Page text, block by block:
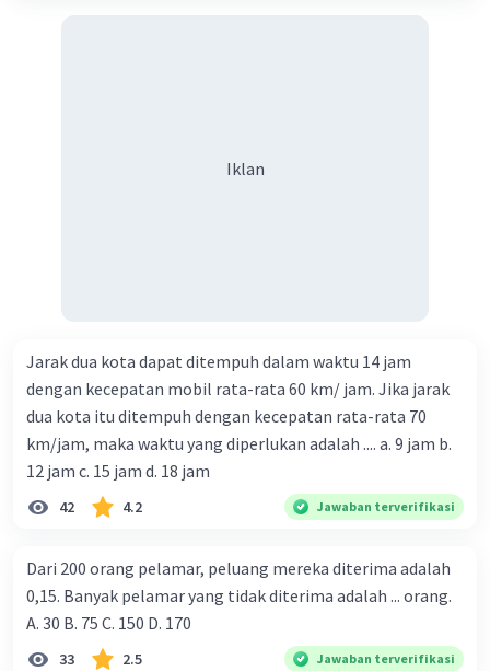
Iklan
Jarak dua kota dapat ditempuh dalam waktu 14 jam
dengan kecepatan mobil rata-rata 60 km/ jam. Jika jarak
dua kota itu ditempuh dengan kecepatan rata-rata 70
km/jam, maka waktu yang diperlukan adalah .... a. 9 jam b.
12 jam c. 15 jam d. 18 jam
42 4.2 Jawaban terverifikasi
Dari 200 orang pelamar, peluang mereka diterima adalah
0,15. Banyak pelamar yang tidak diterima adalah ... orang.
A. 30 B. 75 C. 150 D. 170
33 2.5 Jawaban terverifikasi